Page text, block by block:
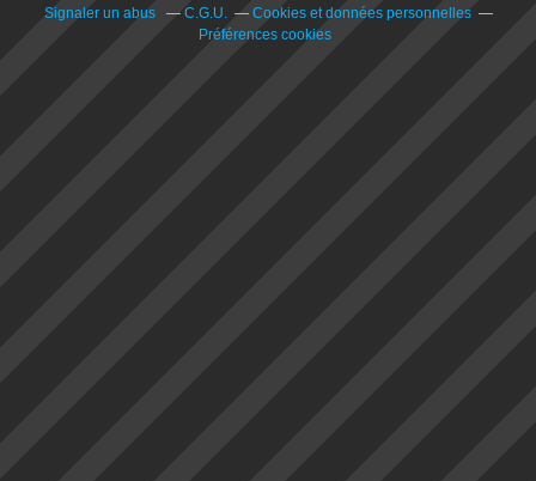
Signaler un abus C.G.U.
Cookies et données personnelles
Préférences cookies